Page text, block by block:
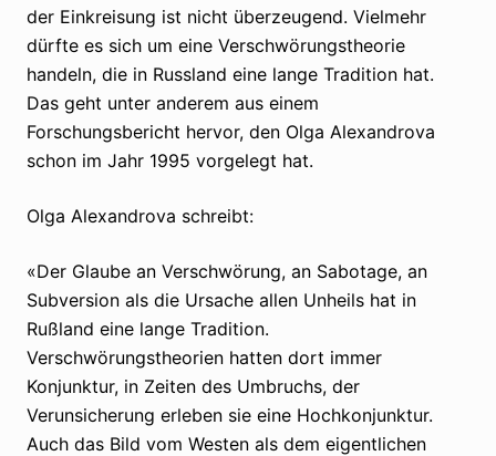
der Einkreisung ist nicht überzeugend. Vielmehr
dürfte es sich um eine Verschwörungstheorie
handeln, die in Russland eine lange Tradition hat.
Das geht unter anderem aus einem
Forschungsbericht hervor, den Olga Alexandrova
schon im Jahr 1995 vorgelegt hat.
Olga Alexandrova schreibt:
«Der Glaube an Verschwörung, an Sabotage, an
Subversion als die Ursache allen Unheils hat in
Rußland eine lange Tradition.
Verschwörungstheorien hatten dort immer
Konjunktur, in Zeiten des Umbruchs, der
Verunsicherung erleben sie eine Hochkonjunktur.
Auch das Bild vom Westen als dem eigentlichen